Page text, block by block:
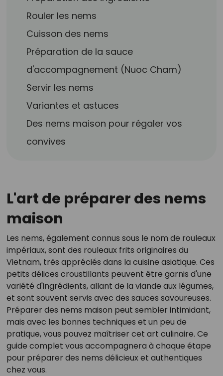
Rouler les nems
Cuisson des nems
Préparation de la sauce
d'accompagnement (Nuoc Cham)
Servir les nems
Variantes et astuces
Des nems maison pour régaler vos
convives
L'art de préparer des nems
maison
Les nems, également connus sous le nom de rouleaux
impériaux, sont des rouleaux frits originaires du
Vietnam, très appréciés dans la cuisine asiatique. Ces
petits délices croustillants peuvent être garnis d'une
variété d'ingrédients, allant de la viande aux légumes,
et sont souvent servis avec des sauces savoureuses.
Préparer des nems maison peut sembler intimidant,
mais avec les bonnes techniques et un peu de
pratique, vous pouvez maîtriser cet art culinaire. Ce
guide complet vous accompagnera à chaque étape
pour préparer des nems délicieux et authentiques
chez vous.